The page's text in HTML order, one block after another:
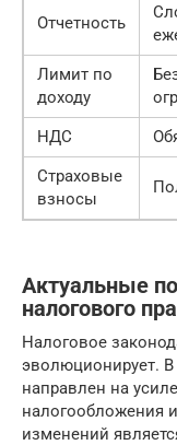
Отчетность
Лимит по
доходу
НДС
Страховые
взносы
Актуальные
налогового
Налоговое
эволюционирует.
направлен на
налогообложения
изменений